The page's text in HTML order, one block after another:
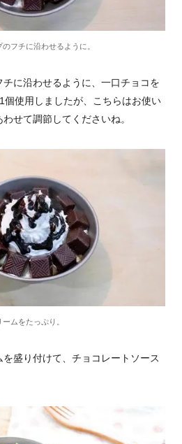
フチに沿わせるように。
に沿わせるように、一口チョコを
個使用しましたが、こちらはお使い
せて調節してくださいね。
ームをたっぷり。
盛り付けて、チョコレートソース